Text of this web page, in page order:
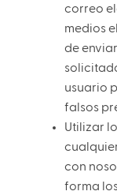
correo
medios
de
usuario
falsos
Utilizar
con
forma